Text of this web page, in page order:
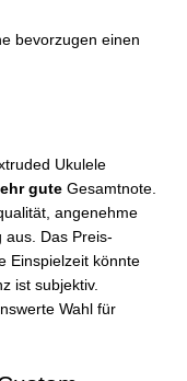
bevorzugen einen
Ukulele
gute Gesamtnote.
angenehme
aus. Das Preis-
Einspielzeit könnte
ist subjektiv.
Wahl für